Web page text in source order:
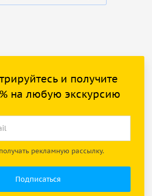
и получите
на любую экскурсию
получать рекламную рассылку.